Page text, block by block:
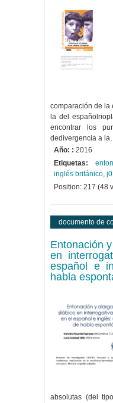
comparación de la
la del
encontrar los
dedivergencia a
Año: : 2016
Etiquetas:
inglés británico,
Position: 217 (48
documento de
Entonación
en
español e
habla
absolutas (del